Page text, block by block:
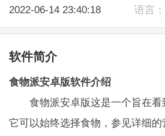
2022-06-14 23:40:18
语言：
软件简介
食物派安卓版软件介绍
食物派安卓版这是一个旨在看
它可以始终选择食物，参见详细